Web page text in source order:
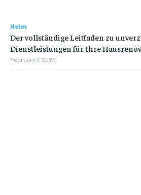
Heim
Der vollständige Leitfaden zu
Dienstleistungen für Ihre
February 7, 2026